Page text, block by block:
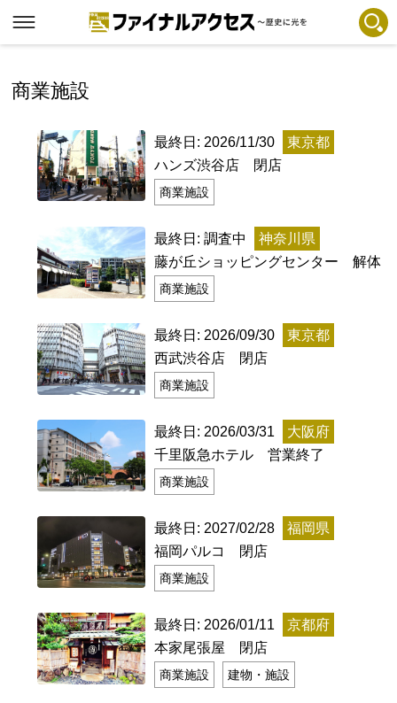
注目コンテンツ 一覧
メディアの編集方針とコンテンツポリシー
プライバシーポリシー
お問合せ
免責事項
不具合・報告事項
記事掲載基準
運営
特定商取引法に基づく表記
Special Thanks
フリーワードで探す
残り日数で探す
商業施設
最終日: 2026/11/30
東京都
ハンズ渋谷店 閉店
商業施設
最終日: 調査中
神奈川県
藤が丘ショッピングセンター 解体
商業施設
最終日: 2026/09/30
東京都
西武渋谷店 閉店
商業施設
最終日: 2026/03/31
大阪府
千里阪急ホテル 営業終了
商業施設
最終日: 2027/02/28
福岡県
福岡パルコ 閉店
商業施設
最終日: 2026/01/11
京都府
本家尾張屋 閉店
商業施設 建物・施設